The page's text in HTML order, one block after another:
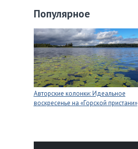
Популярное
Авторские колонки: Идеальное
воскресенье на «Горской пристани»